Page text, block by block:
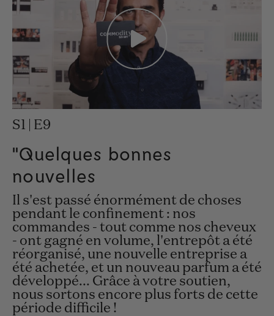
S1 | E9
"Quelques bonnes
nouvelles
Il s'est passé énormément de choses
pendant le confinement : nos
commandes - tout comme nos cheveux
- ont gagné en volume, l'entrepôt a été
réorganisé, une nouvelle entreprise a
été achetée, et un nouveau parfum a été
développé... Grâce à votre soutien,
nous sortons encore plus forts de cette
période difficile !